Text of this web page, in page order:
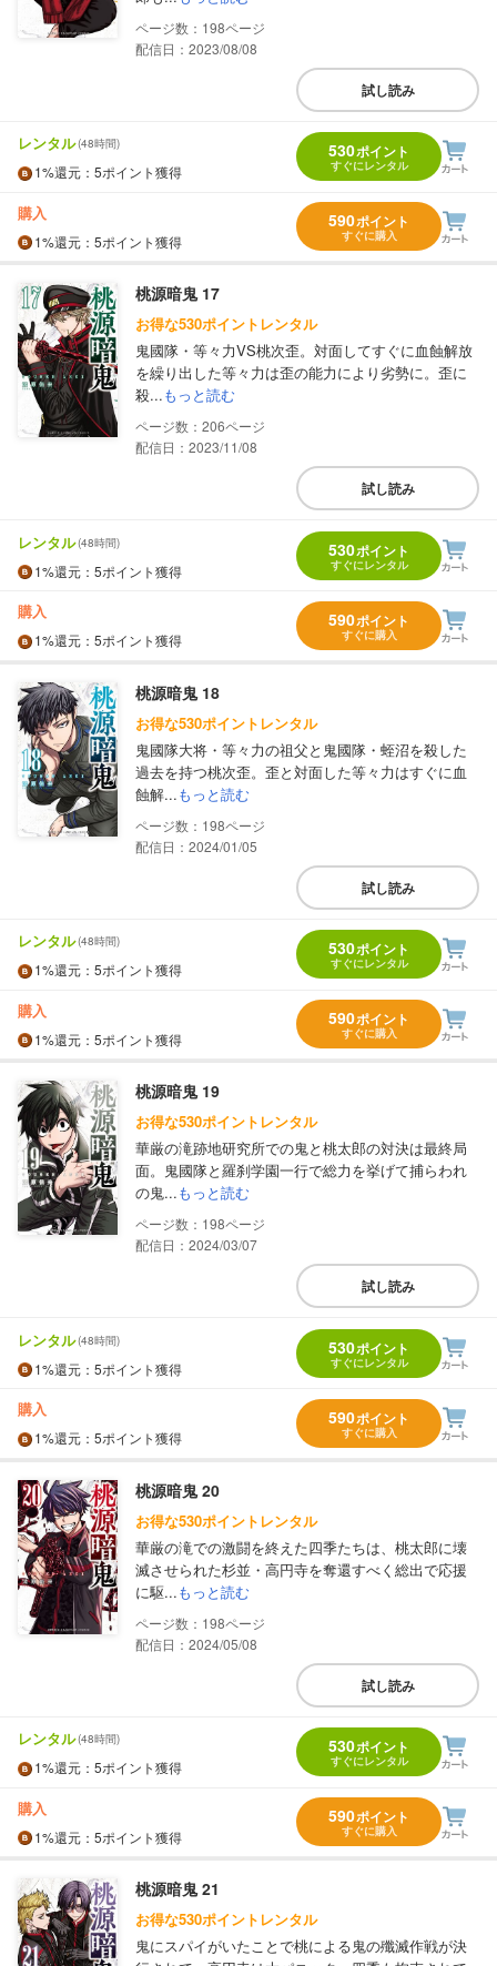
198
配信日：2023/08/08
試し読み
レンタル(48時間)
1%還元 ：5ポイント獲得
530ポイント
すぐにレンタル
購入
1%還元 ：5ポイント獲得
590ポイント
すぐに購入
桃源暗鬼 17
お得な530ポイントレンタル
鬼國隊・等々力VS桃次歪。対面してすぐに血蝕解放
を繰り出した等々力は歪の能力により劣勢に。歪に
殺...もっと読む
206
配信日：2023/11/08
試し読み
レンタル(48時間)
1%還元 ：5ポイント獲得
530ポイント
すぐにレンタル
購入
1%還元 ：5ポイント獲得
590ポイント
すぐに購入
桃源暗鬼 18
お得な530ポイントレンタル
鬼國隊大将・等々力の祖父と鬼國隊・蛭沼を殺した
過去を持つ桃次歪。歪と対面した等々力はすぐに血
蝕解...もっと読む
198
配信日：2024/01/05
試し読み
レンタル(48時間)
1%還元 ：5ポイント獲得
530ポイント
すぐにレンタル
購入
1%還元 ：5ポイント獲得
590ポイント
すぐに購入
桃源暗鬼 19
お得な530ポイントレンタル
華厳の滝跡地研究所での鬼と桃太郎の対決は最終局
面。鬼國隊と羅刹学園一行で総力を挙げて捕らわれ
の鬼...もっと読む
198
配信日：2024/03/07
試し読み
レンタル(48時間)
1%還元 ：5ポイント獲得
530ポイント
すぐにレンタル
購入
1%還元 ：5ポイント獲得
590ポイント
すぐに購入
桃源暗鬼 20
お得な530ポイントレンタル
華厳の滝での激闘を終えた四季たちは、桃太郎に壊
滅させられた杉並・高円寺を奪還すべく総出で応援
に駆...もっと読む
198
配信日：2024/05/08
試し読み
レンタル(48時間)
1%還元 ：5ポイント獲得
530ポイント
すぐにレンタル
購入
1%還元 ：5ポイント獲得
590ポイント
すぐに購入
桃源暗鬼 21
お得な530ポイントレンタル
鬼にスパイがいたことで桃による鬼の殲滅作戦が決